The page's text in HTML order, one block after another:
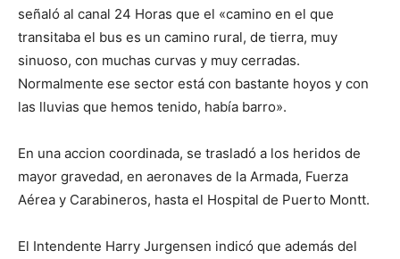
señaló al canal 24 Horas que el «camino en el que
transitaba el bus es un camino rural, de tierra, muy
sinuoso, con muchas curvas y muy cerradas.
Normalmente ese sector está con bastante hoyos y con
las lluvias que hemos tenido, había barro».
En una accion coordinada, se trasladó a los heridos de
mayor gravedad, en aeronaves de la Armada, Fuerza
Aérea y Carabineros, hasta el Hospital de Puerto Montt.
El Intendente Harry Jurgensen indicó que además del